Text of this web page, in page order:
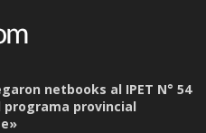
netbooks al IPET N° 54
programa provincial